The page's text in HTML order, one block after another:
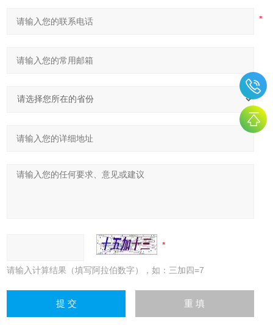
请输入计算结果（填写阿拉伯数字），如：三加四=7